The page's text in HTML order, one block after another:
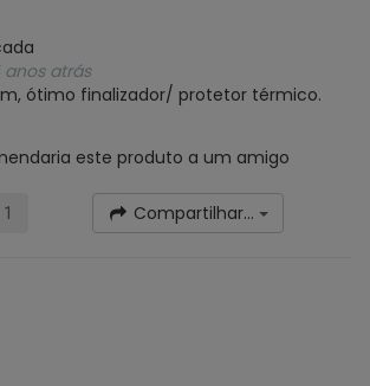
anos atrás
ótimo finalizador/ protetor térmico.
este produto a um amigo
1 Compartilhar...